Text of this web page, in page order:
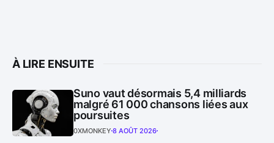
À LIRE ENSUITE
Suno vaut désormais 5,4 milliards
malgré 61 000 chansons liées aux
poursuites
0XMONKEY 8 AOÛT 2026